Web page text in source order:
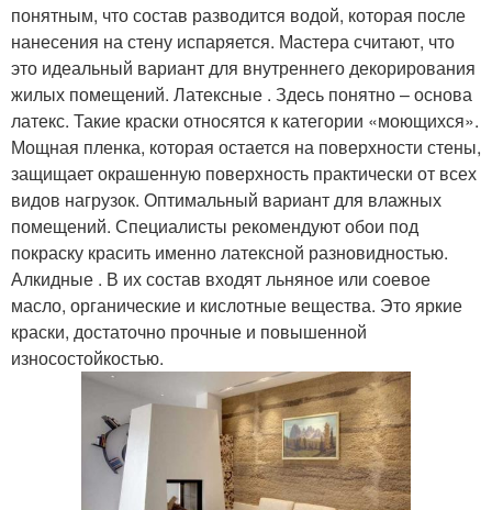
понятным, что состав разводится водой, которая после
нанесения на стену испаряется. Мастера считают, что
это идеальный вариант для внутреннего декорирования
жилых помещений. Латексные . Здесь понятно – основа
латекс. Такие краски относятся к категории «моющихся».
Мощная пленка, которая остается на поверхности стены,
защищает окрашенную поверхность практически от всех
видов нагрузок. Оптимальный вариант для влажных
помещений. Специалисты рекомендуют обои под
покраску красить именно латексной разновидностью.
Алкидные . В их состав входят льняное или соевое
масло, органические и кислотные вещества. Это яркие
краски, достаточно прочные и повышенной
износостойкостью.